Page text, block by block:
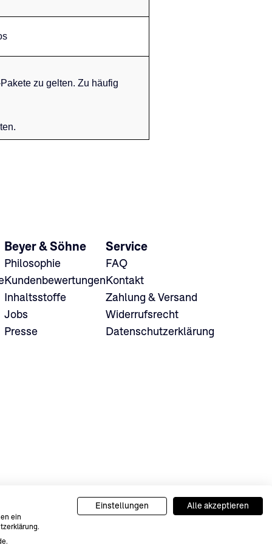
zu gelten. Zu häufig
Beyer & Söhne
Philosophie
Kundenbewertungen
Inhaltsstoffe
Jobs
Presse
Service
FAQ
Kontakt
Zahlung & Versand
Widerrufsrecht
Datenschutzerklärung
ein
Einstellungen Alle akzeptieren